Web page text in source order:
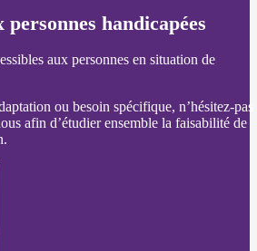
handicapées
aux personnes en situation de
ou besoin spécifique, n’hésitez-pas
afin d’étudier ensemble la faisabilité de